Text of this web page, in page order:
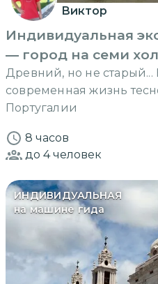
Виктор
Индивидуальная
— город на семи
Древний, но не старый...
современная жизнь
Португалии
8 часов
до 4человек
ИНДИВИДУАЛЬНАЯ
на машине гида